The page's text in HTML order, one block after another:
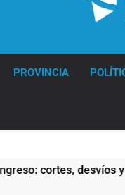
PROVINCIA
desvíos y